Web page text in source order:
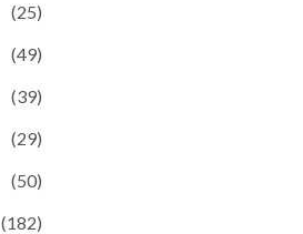
(25)
(49)
(39)
(29)
(50)
(182)